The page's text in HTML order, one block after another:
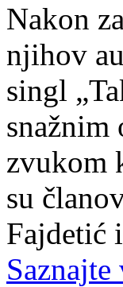
Nakon
njihov
singl
snažnim
zvukom
su
Fajdetić
Saznajte